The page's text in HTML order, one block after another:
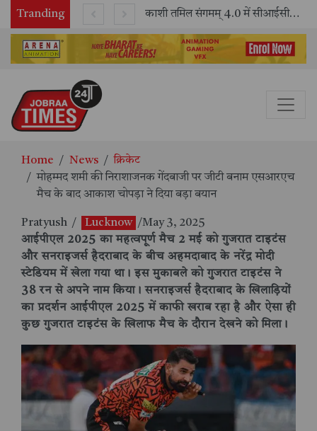
Tranding काशी तमिल संगमम् 4.0 में सीआईसीटी का स्टॉल बना तमिल भाषा और संस्कृति का केंद्र, ‘तमिल करकलाम’ से सीखना हुआ सरल
Home News
क्रिकेट
मोहम्मद शमी की निराशाजनक गेंदबाजी पर जीटी बनाम एसआरएच
मैच के बाद आकाश चोपड़ा ने दिया बड़ा बयान
Pratyush / Lucknow /May 3, 2025
आईपीएल 2025 का महत्वपूर्ण मैच 2 मई को गुजरात टाइटंस
और सनराइजर्स हैदराबाद के बीच अहमदाबाद के नरेंद्र मोदी
स्टेडियम में खेला गया था। इस मुकाबले को गुजरात टाइटंस ने
38 रन से अपने नाम किया। सनराइजर्स हैदराबाद के खिलाड़ियों
का प्रदर्शन आईपीएल 2025 में काफी खराब रहा है और ऐसा ही
कुछ गुजरात टाइटंस के खिलाफ मैच के दौरान देखने को मिला।